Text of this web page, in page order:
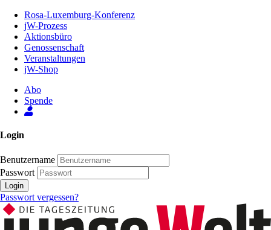
Inhalt
Seite
Rosa-Luxemburg-Konferenz
jW-Prozess
Aktionsbüro
Genossenschaft
Veranstaltungen
jW-Shop
Abo
Spende
Login
Benutzername
Passwort
Login
Passwort vergessen?